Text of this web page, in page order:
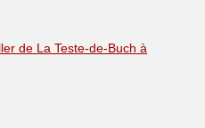
de La Teste-de-Buch à